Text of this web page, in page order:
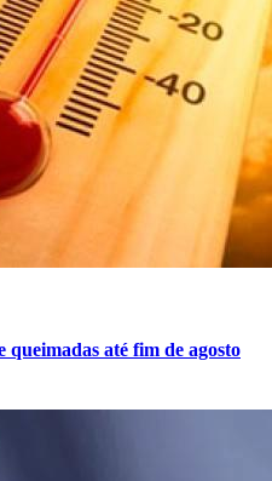
até fim de agosto